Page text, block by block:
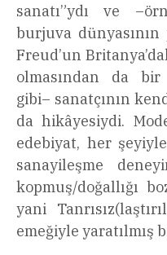
sanatı”ydı ve
burjuva
Freud’un
olmasından da bir
gibi– sanatçının
da hikâyesiydi.
edebiyat, her
sanayileşme
kopmuş/doğallığı
yani
emeğiyle yaratılmış